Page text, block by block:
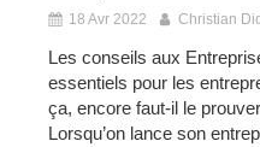
18 Avr 2022 Christian
Les conseils aux
essentiels pour les
ça, encore faut-il le
Lorsqu’on lance son